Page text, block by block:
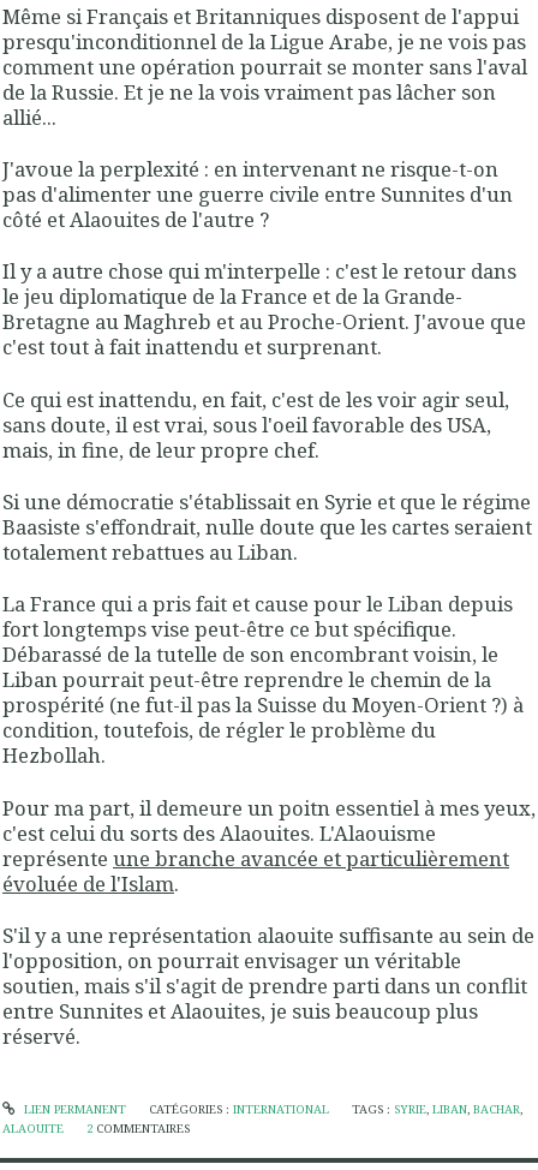
Même si Français et Britanniques disposent de l'appui
presqu'inconditionnel de la Ligue Arabe, je ne vois pas
comment une opération pourrait se monter sans l'aval
de la Russie. Et je ne la vois vraiment pas lâcher son
allié...
J'avoue la perplexité : en intervenant ne risque-t-on
pas d'alimenter une guerre civile entre Sunnites d'un
côté et Alaouites de l'autre ?
Il y a autre chose qui m'interpelle : c'est le retour dans
le jeu diplomatique de la France et de la Grande-
Bretagne au Maghreb et au Proche-Orient. J'avoue que
c'est tout à fait inattendu et surprenant.
Ce qui est inattendu, en fait, c'est de les voir agir seul,
sans doute, il est vrai, sous l'oeil favorable des USA,
mais, in fine, de leur propre chef.
Si une démocratie s'établissait en Syrie et que le régime
Baasiste s'effondrait, nulle doute que les cartes seraient
totalement rebattues au Liban.
La France qui a pris fait et cause pour le Liban depuis
fort longtemps vise peut-être ce but spécifique.
Débarassé de la tutelle de son encombrant voisin, le
Liban pourrait peut-être reprendre le chemin de la
prospérité (ne fut-il pas la Suisse du Moyen-Orient ?) à
condition, toutefois, de régler le problème du
Hezbollah.
Pour ma part, il demeure un poitn essentiel à mes yeux,
c'est celui du sorts des Alaouites. L'Alaouisme
représente une branche avancée et particulièrement
évoluée de l'Islam.
S'il y a une représentation alaouite suffisante au sein de
l'opposition, on pourrait envisager un véritable
soutien, mais s'il s'agit de prendre parti dans un conflit
entre Sunnites et Alaouites, je suis beaucoup plus
réservé.
LIEN PERMANENT CATÉGORIES : INTERNATIONAL TAGS : SYRIE,LIBAN,BACHAR,
ALAOUITE
2 COMMENTAIRES